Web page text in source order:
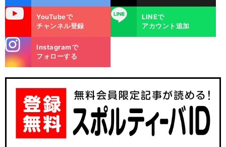
YouTubeで
チャンネル登録
LINE
LINEで
アカウント追加
m
Instagramで
フォローする